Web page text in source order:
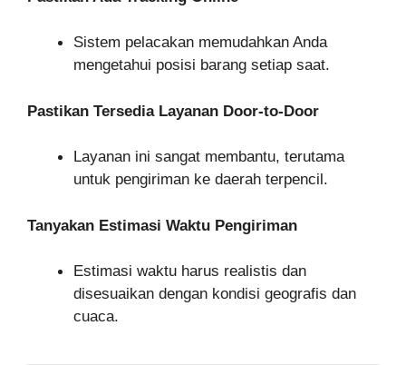
Sistem pelacakan memudahkan Anda
mengetahui posisi barang setiap saat.
Pastikan Tersedia Layanan Door-to-Door
Layanan ini sangat membantu, terutama
untuk pengiriman ke daerah terpencil.
Tanyakan Estimasi Waktu Pengiriman
Estimasi waktu harus realistis dan
disesuaikan dengan kondisi geografis dan
cuaca.